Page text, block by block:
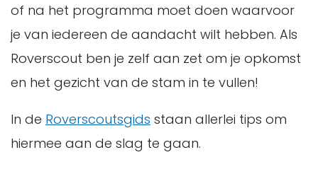
of na het programma moet doen waarvoor
je van iedereen de aandacht wilt hebben. Als
Roverscout ben je zelf aan zet om je opkomst
en het gezicht van de stam in te vullen!
In de Roverscoutsgids staan allerlei tips om
hiermee aan de slag te gaan.